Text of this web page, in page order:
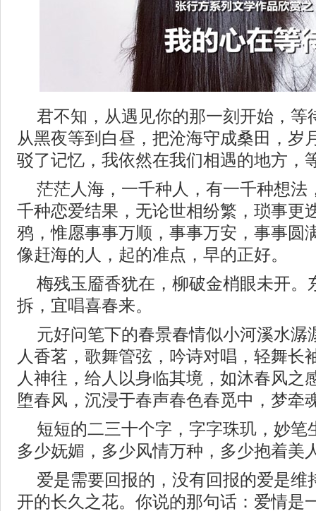
君不知，从遇见你的那一刻开始，等
从黑夜等到白昼，把沧海守成桑田，岁
驳了记忆，我依然在我们相遇的地方，
茫茫人海，一千种人，有一千种想法
千种恋爱结果，无论世相纷繁，琐事更
鸦，惟愿事事万顺，事事万安，事事圆
像赶海的人，起的准点，早的正好。
梅残玉靥香犹在，柳破金梢眼未开。
拆，宜唱喜春来。
元好问笔下的春景春情似小河溪水潺
人香茗，歌舞管弦，吟诗对唱，轻舞长
人神往，给人以身临其境，如沐春风之
堕春风，沉浸于春声春色春觅中，梦牵
短短的二三十个字，字字珠玑，妙笔
多少妩媚，多少风情万种，多少抱着美
爱是需要回报的，没有回报的爱是维
开的长久之花。你说的那句话：爱情是